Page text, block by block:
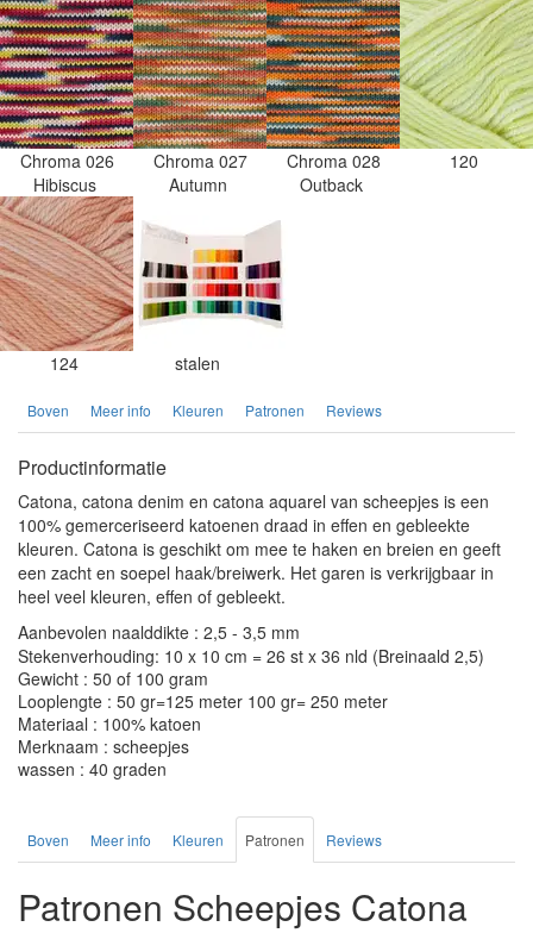
Chroma 026
Hibiscus
Chroma 027
Autumn
Chroma 028
Outback
120
124 stalen
Boven Meer info Kleuren Patronen Reviews
Productinformatie
Catona, catona denim en catona aquarel van scheepjes is een
100% gemerceriseerd katoenen draad in effen en gebleekte
kleuren. Catona is geschikt om mee te haken en breien en geeft
een zacht en soepel haak/breiwerk. Het garen is verkrijgbaar in
heel veel kleuren, effen of gebleekt.
Aanbevolen naalddikte : 2,5 - 3,5 mm
Stekenverhouding: 10 x 10 cm = 26 st x 36 nld (Breinaald 2,5)
Gewicht : 50 of 100 gram
Looplengte : 50 gr=125 meter 100 gr= 250 meter
Materiaal : 100% katoen
Merknaam : scheepjes
wassen : 40 graden
Boven Meer info Kleuren Patronen Reviews
Patronen Scheepjes Catona